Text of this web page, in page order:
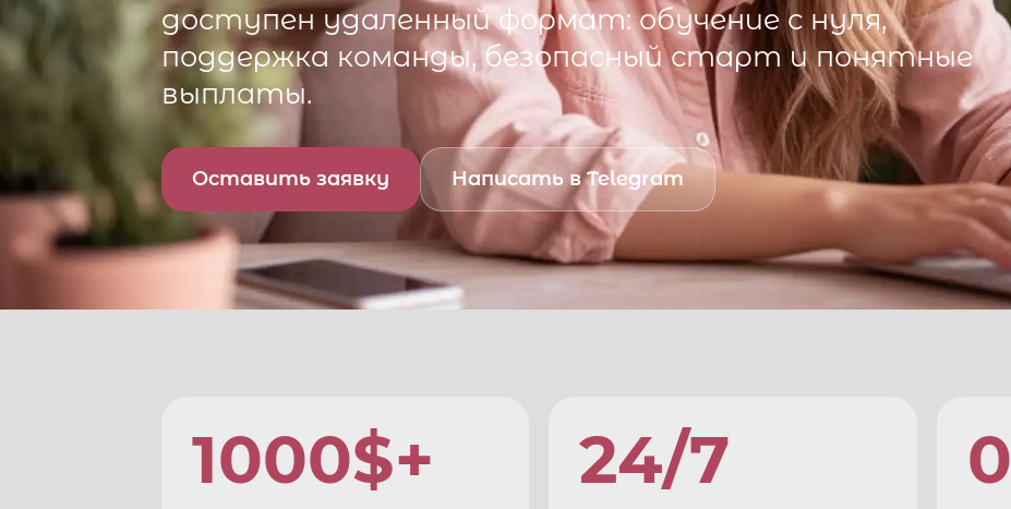
доступен удаленный формат: обучение с нуля,
поддержка команды, безопасный старт и понятные
выплаты.
Оставить заявку Написать в Telegram
1000$+ 24/7 0